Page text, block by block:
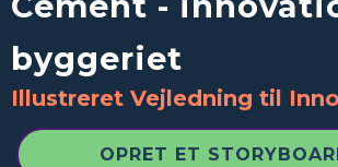
byggeriet
Illustreret Vejledning til
OPRET ET